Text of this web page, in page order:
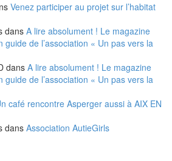
Venez participer au projet sur l’habitat
dans A lire absolument ! Le magazine
guide de l’association « Un pas vers la
dans A lire absolument ! Le magazine
guide de l’association « Un pas vers la
café rencontre Asperger aussi à AIX EN
dans Association AutieGirls